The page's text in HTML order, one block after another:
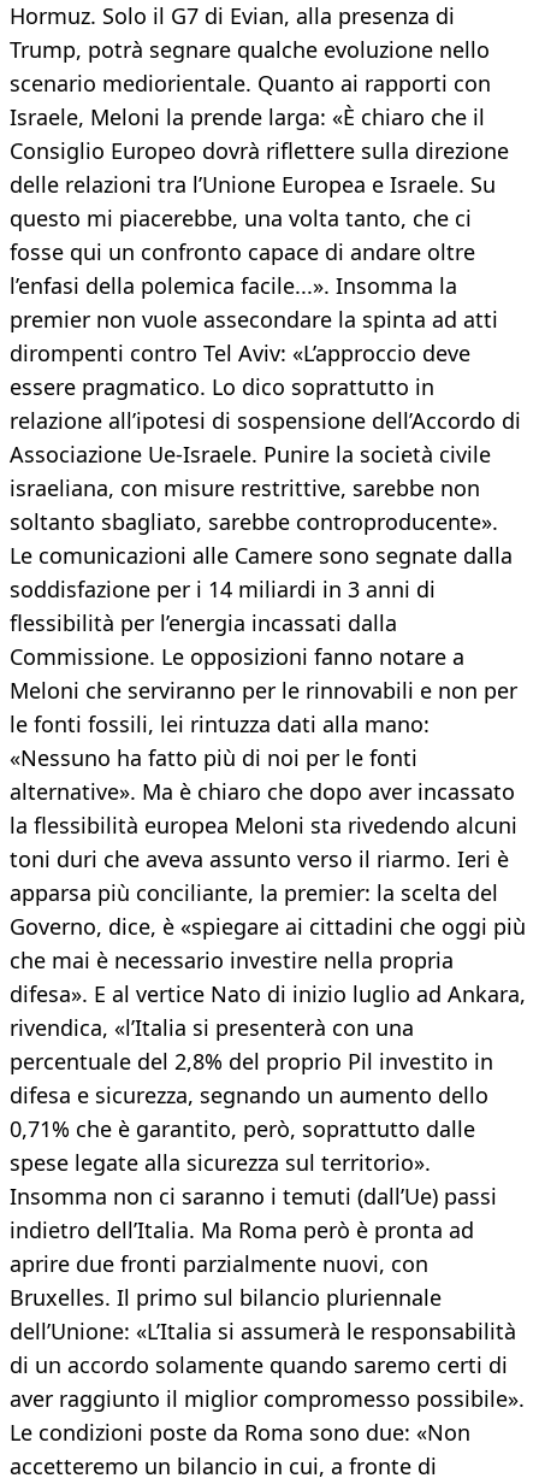
Hormuz. Solo il G7 di Evian, alla presenza di
Trump, potrà segnare qualche evoluzione nello
scenario mediorientale. Quanto ai rapporti con
Israele, Meloni la prende larga: «È chiaro che il
Consiglio Europeo dovrà riflettere sulla direzione
delle relazioni tra l’Unione Europea e Israele. Su
questo mi piacerebbe, una volta tanto, che ci
fosse qui un confronto capace di andare oltre
l’enfasi della polemica facile...». Insomma la
premier non vuole assecondare la spinta ad atti
dirompenti contro Tel Aviv: «L’approccio deve
essere pragmatico. Lo dico soprattutto in
relazione all’ipotesi di sospensione dell’Accordo di
Associazione Ue-Israele. Punire la società civile
israeliana, con misure restrittive, sarebbe non
soltanto sbagliato, sarebbe controproducente».
Le comunicazioni alle Camere sono segnate dalla
soddisfazione per i 14 miliardi in 3 anni di
flessibilità per l’energia incassati dalla
Commissione. Le opposizioni fanno notare a
Meloni che serviranno per le rinnovabili e non per
le fonti fossili, lei rintuzza dati alla mano:
«Nessuno ha fatto più di noi per le fonti
alternative». Ma è chiaro che dopo aver incassato
la flessibilità europea Meloni sta rivedendo alcuni
toni duri che aveva assunto verso il riarmo. Ieri è
apparsa più conciliante, la premier: la scelta del
Governo, dice, è «spiegare ai cittadini che oggi più
che mai è necessario investire nella propria
difesa». E al vertice Nato di inizio luglio ad Ankara,
rivendica, «l’Italia si presenterà con una
percentuale del 2,8% del proprio Pil investito in
difesa e sicurezza, segnando un aumento dello
0,71% che è garantito, però, soprattutto dalle
spese legate alla sicurezza sul territorio».
Insomma non ci saranno i temuti (dall’Ue) passi
indietro dell’Italia. Ma Roma però è pronta ad
aprire due fronti parzialmente nuovi, con
Bruxelles. Il primo sul bilancio pluriennale
dell’Unione: «L’Italia si assumerà le responsabilità
di un accordo solamente quando saremo certi di
aver raggiunto il miglior compromesso possibile».
Le condizioni poste da Roma sono due: «Non
accetteremo un bilancio in cui, a fronte di